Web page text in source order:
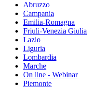
Abruzzo
Campania
Emilia-Romagna
Friuli-Venezia Giulia
Lazio
Liguria
Lombardia
Marche
On line - Webinar
Piemonte